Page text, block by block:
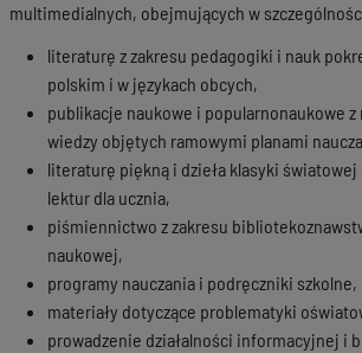
multimedialnych, obejmujących w
literaturę z zakresu pedagogiki i nauk
polskim i w językach obcych,
publikacje naukowe i popularnonaukowe z
wiedzy objętych ramowymi planami
literaturę piękną i dzieła klasyki światowej
lektur dla ucznia,
piśmiennictwo z zakresu
naukowej,
programy nauczania i podręczniki szkolne,
materiały dotyczące problematyki
prowadzenie działalności informacyjnej i